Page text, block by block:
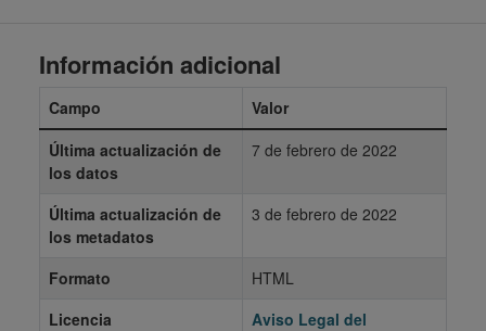
Información adicional
Campo
Valor
Última actualización de
los datos
7 de febrero de 2022
Última actualización de
los metadatos
3 de febrero de 2022
Formato
HTML
Licencia
Aviso Legal del